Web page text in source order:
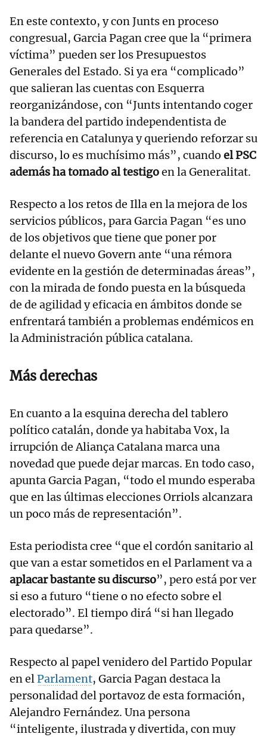
En este contexto, y con Junts en proceso
congresual, Garcia Pagan cree que la “primera
víctima” pueden ser los Presupuestos
Generales del Estado. Si ya era “complicado”
que salieran las cuentas con Esquerra
reorganizándose, con “Junts intentando coger
la bandera del partido independentista de
referencia en Catalunya y queriendo reforzar su
discurso, lo es muchísimo más”, cuando el PSC
además ha tomado al testigoen la Generalitat.
Respecto a los retos de Illa en la mejora de los
servicios públicos, para Garcia Pagan “es uno
de los objetivos que tiene que poner por
delante el nuevo Govern ante “una rémora
evidente en la gestión de determinadas áreas”,
con la mirada de fondo puesta en la búsqueda
de de agilidad y eficacia en ámbitos donde se
enfrentará también a problemas endémicos en
la Administración pública catalana.
Más derechas
En cuanto a la esquina derecha del tablero
político catalán, donde ya habitaba Vox, la
irrupción de Aliança Catalana marca una
novedad que puede dejar marcas. En todo caso,
apunta Garcia Pagan, “todo el mundo esperaba
que en las últimas elecciones Orriols alcanzara
un poco más de representación”.
Esta periodista cree “que el cordón sanitario al
que van a estar sometidos en el Parlament va a
aplacar bastante su discurso”, pero está por ver
si eso a futuro “tiene o no efecto sobre el
electorado”. El tiempo dirá “si han llegado
para quedarse”.
Respecto al papel venidero del Partido Popular
en elParlament, Garcia Pagan destaca la
personalidad del portavoz de esta formación,
Alejandro Fernández. Una persona
“inteligente, ilustrada y divertida, con muy